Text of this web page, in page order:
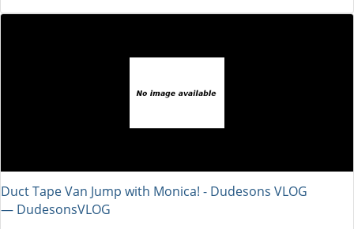
Duct Tape Van Jump with Monica! - Dudesons VLOG
― DudesonsVLOG